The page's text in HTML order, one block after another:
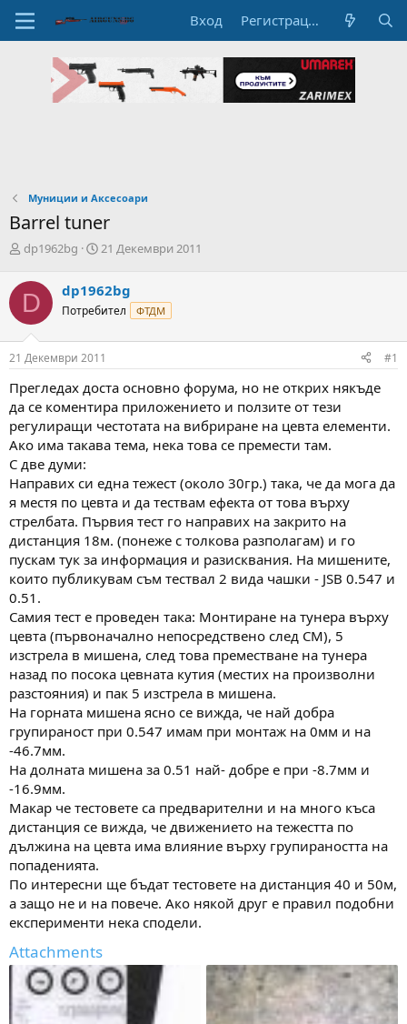
Вход Регистрация
Муниции и Аксесоари
Barrel tuner
А
т
о
р
н
а
т
м
а
т
а
dp1962bg
Н
а
л
а
Д
т
а
21 Декември 2011
D dp1962bg
Потребител ФТДМ
21 Декември 2011 #1
Прегледах доста основно форума, но не открих някъде
да се коментира приложението и ползите от тези
регулиращи честотата на вибриране на цевта елементи.
Ако има такава тема, нека това се премести там.
С две думи:
Направих си една тежест (около 30гр.) така, че да мога да
я местя по цевта и да тествам ефекта от това върху
стрелбата. Първия тест го направих на закрито на
дистанция 18м. (понеже с толкова разполагам) и го
пускам тук за информация и разисквания. На мишените,
които публикувам съм тествал 2 вида чашки - JSB 0.547 и
0.51.
Самия тест е проведен така: Монтиране на тунера върху
цевта (първоначално непосредствено след СМ), 5
изстрела в мишена, след това преместване на тунера
назад по посока цевната кутия (местих на произволни
разстояния) и пак 5 изстрела в мишена.
На горната мишена ясно се вижда, че най добра
групираност при 0.547 имам при монтаж на 0мм и на
-46.7мм.
На долната мишена за 0.51 най- добре е при -8.7мм и
-16.9мм.
Макар че тестовете са предварителни и на много къса
дистанция се вижда, че движението на тежестта по
дължина на цевта има влияние върху групираността на
попаденията.
По интересни ще бъдат тестовете на дистанция 40 и 50м,
а защо не и на повече. Ако някой друг е правил подобни
експерименти нека сподели.
Attachments